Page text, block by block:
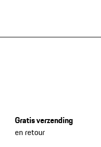
Gratis verzending
en retour